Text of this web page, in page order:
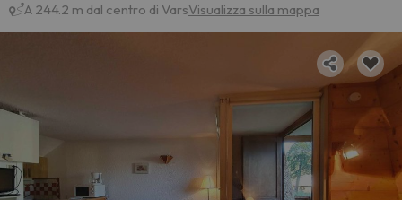
A 244.2 m dal centro di VarsVisualizza sulla mappa